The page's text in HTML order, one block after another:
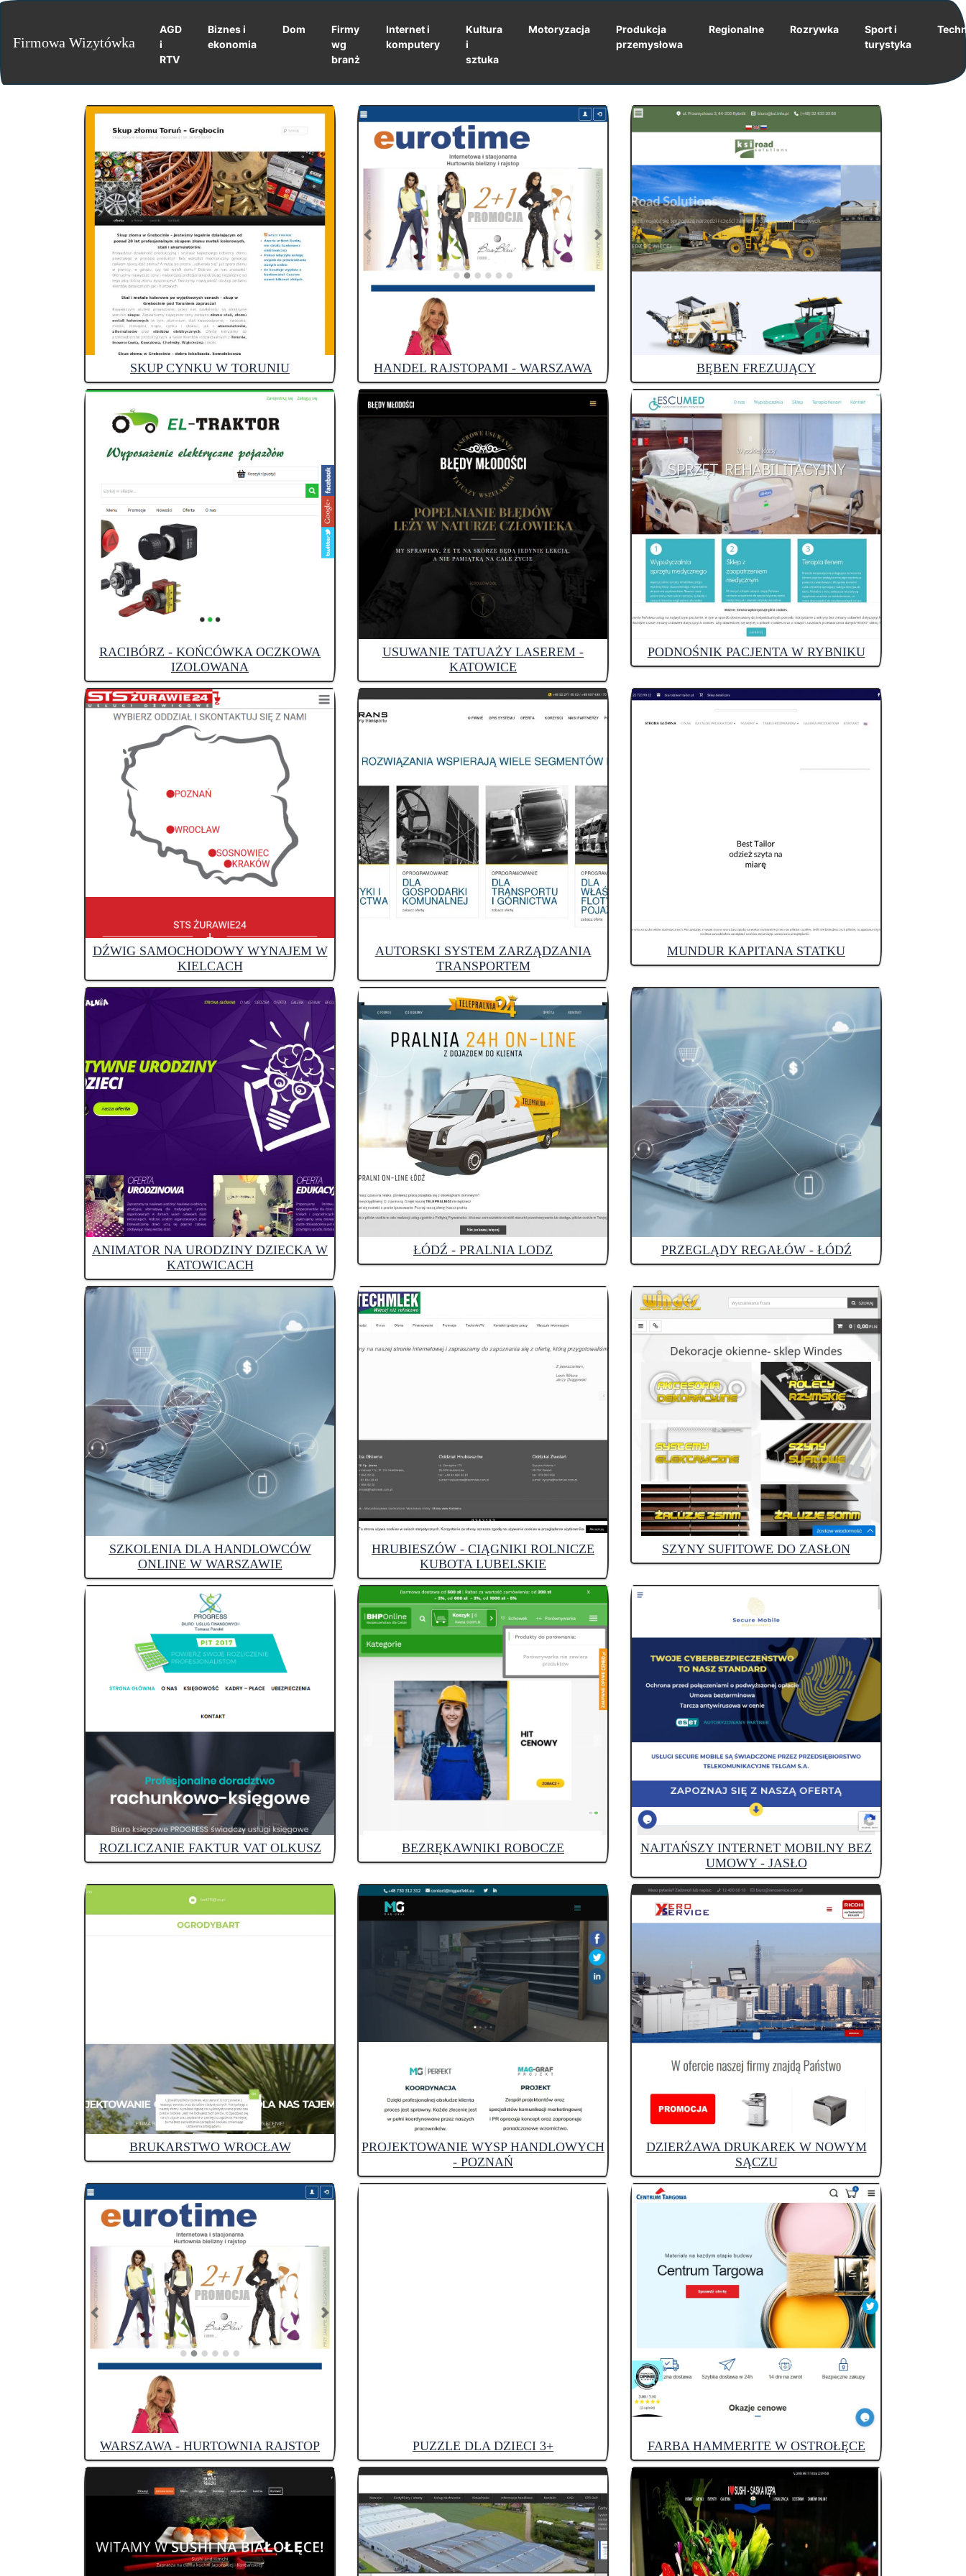
Firmowa Wizytówka
AGD
i
RTV
Biznes i
ekonomia
Dom
Firmy
wg
branż
Internet i
komputery
Kultura
i
sztuka
Motoryzacja
Produkcja
przemysłowa
Regionalne Rozrywka
Sport i
turystyka
SKUP CYNKU W TORUNIU HANDEL RAJSTOPAMI - WARSZAWA BĘBEN FREZUJĄCY
RACIBÓRZ - KOŃCÓWKA OCZKOWA
IZOLOWANA
USUWANIE TATUAŻY LASEREM -
KATOWICE
PODNOŚNIK PACJENTA W RYBNIKU
DŹWIG SAMOCHODOWY WYNAJEM W
KIELCACH
AUTORSKI SYSTEM ZARZĄDZANIA
TRANSPORTEM
MUNDUR KAPITANA STATKU
ANIMATOR NA URODZINY DZIECKA W
KATOWICACH
ŁÓDŹ - PRALNIA LODZ PRZEGLĄDY REGAŁÓW - ŁÓDŹ
SZKOLENIA DLA HANDLOWCÓW
ONLINE W WARSZAWIE
HRUBIESZÓW - CIĄGNIKI ROLNICZE
KUBOTA LUBELSKIE
SZYNY SUFITOWE DO ZASŁON
ROZLICZANIE FAKTUR VAT OLKUSZ BEZRĘKAWNIKI ROBOCZE
NAJTAŃSZY INTERNET MOBILNY BEZ
UMOWY - JASŁO
BRUKARSTWO WROCŁAW
PROJEKTOWANIE WYSP HANDLOWYCH
- POZNAŃ
DZIERŻAWA DRUKAREK W NOWYM
SĄCZU
WARSZAWA - HURTOWNIA RAJSTOP PUZZLE DLA DZIECI 3+ FARBA HAMMERITE W OSTROŁĘCE